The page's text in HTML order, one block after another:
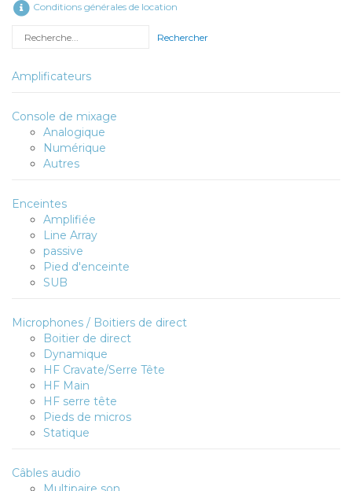
Conditions générales de location
Rechercher
Amplificateurs
Console de mixage
Analogique
Numérique
Autres
Enceintes
Amplifiée
Line Array
passive
Pied d'enceinte
SUB
Microphones / Boitiers de direct
Boitier de direct
Dynamique
HF Cravate/Serre Tête
HF Main
HF serre tête
Pieds de micros
Statique
Câbles audio